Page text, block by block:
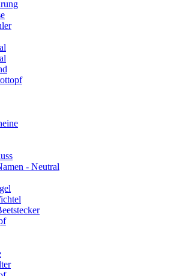
- Neutral